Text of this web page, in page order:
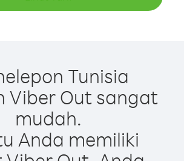
Tunisia
Viber Out sangat
mudah.
Anda memiliki